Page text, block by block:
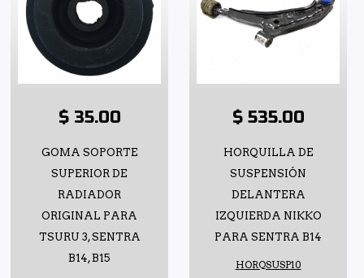
$ 35.00
GOMA SOPORTE
SUPERIOR DE
RADIADOR
ORIGINAL PARA
TSURU 3, SENTRA
B14, B15
$ 535.00
HORQUILLA DE
SUSPENSIÓN
DELANTERA
IZQUIERDA NIKKO
PARA SENTRA B14
HORQSUSP10